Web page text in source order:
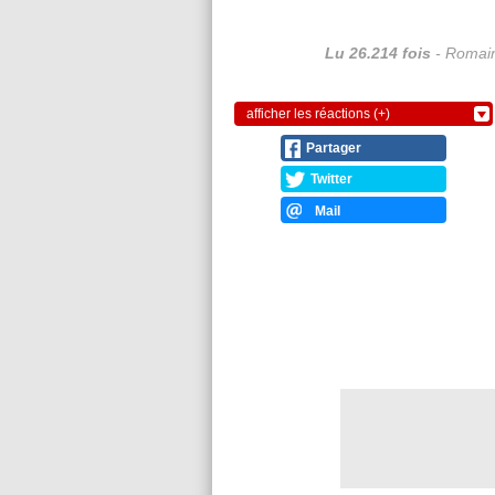
Lu 26.214 fois -
afficher les réactions (+)
Partager
Twitter
Mail